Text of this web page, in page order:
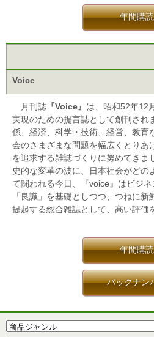
年間購読
Voice
月刊誌 『Voice』 は、昭和52年12
実現のための提言誌として創刊され
係、経済、科学・技術、経営、教育
会のさまざまな問題を幅広くとりあ
を追求する雑誌づくりに努めてきま
史的な変革の波に、日本社会がどの
て闘われる今日、『voice』はビジ
「良識」を基礎としつつ、つねに
提起する総合雑誌として、高い評価
年間購読
バックナン